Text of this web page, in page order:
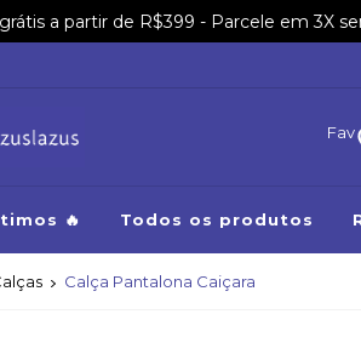
a partir de R$399 - Parcele em 3X
Fav
🔥 Todos os produtos
Calça Pantalona Caiçara